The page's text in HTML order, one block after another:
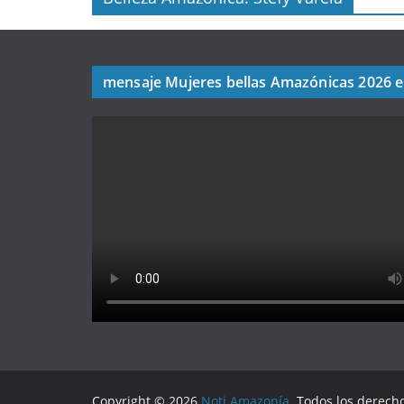
mensaje Mujeres bellas Amazónicas 2026